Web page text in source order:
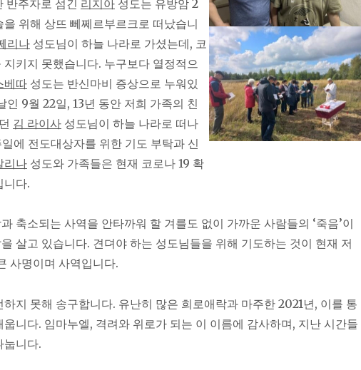
반주자로 섬긴 리지아 성도는 유방암 2
위해 상뜨 뻬쩨르부르크로 떠났습니
리나 성도님이 하늘 나라로 가셨는데, 코
지키지 못했습니다. 누구보다 열정적으
베따 성도는 반신마비 증상으로 누워있
인 9월 22일, 13년 동안 저희 가족의 친
김 라이사 성도님이 하늘 나라로 떠나
에 전도대상자를 위한 기도 부탁과 신
리나 성도와 가족들은 현재 코로나 19 확
니다.
축소되는 사역을 안타까워 할 겨를도 없이 가까운 사람들의 ‘죽음’이
살고 있습니다. 견뎌야 하는 성도님들을 위해 기도하는 것이 현재 저
사명이며 사역입니다.
지 못해 송구합니다. 유난히 많은 희로애락과 마주한 2021년, 이를 통
니다. 임마누엘, 격려와 위로가 되는 이 이름에 감사하며, 지난 시간들
눕니다.